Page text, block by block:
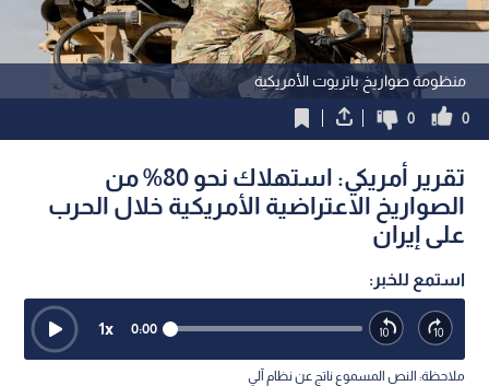
منظومة صواريخ باتريوت الأمريكية
0
0
تقرير أمريكي: استهلاك نحو 80% من
الصواريخ الاعتراضية الأمريكية خلال الحرب
على إيران
استمع للخبر:
0:00
1x
ملاحظة: النص المسموع ناتج عن نظام آلي